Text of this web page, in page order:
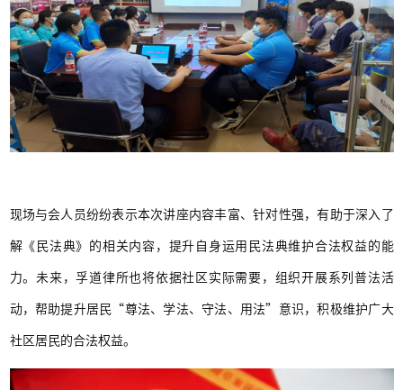
现场与会人员纷纷表示本次讲座内容丰富、针对性强，有助于深入了
解《民法典》的相关内容，提升自身运用民法典维护合法权益的能
力。未来，孚道律所也将依据社区实际需要，组织开展系列普法活
动，帮助提升居民“尊法、学法、守法、用法”意识，积极维护广大
社区居民的合法权益。